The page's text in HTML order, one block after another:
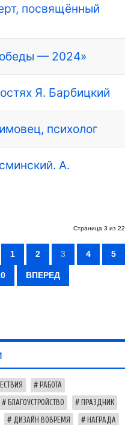
посвящённый
— 2024»
Я. Барбицкий
психолог
А.
Страница 3 из 22
1 2 3 4 5
ВПЕРЕД
РАБОТА
БЛАГОУСТРОЙСТВО ПРАЗДНИК
ДИЗАЙН ВОВРЕМЯ НАГРАДА